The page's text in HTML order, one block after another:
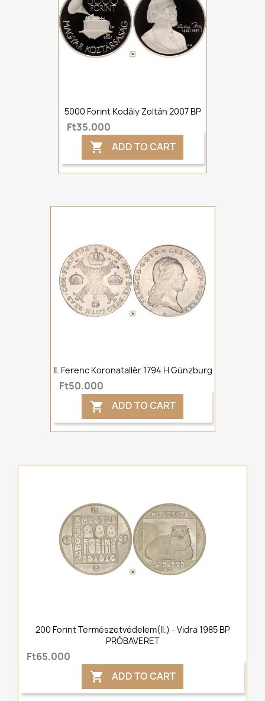
5000 Forint Kodály Zoltán 2007 BP
Ft35,000
 ADD TO CART
II. Ferenc Koronatallér 1794 H Günzburg
Ft50,000
 ADD TO CART
200 Forint Természetvédelem(II.) - Vidra 1985 BP
PRÓBAVERET
Ft65,000
 ADD TO CART